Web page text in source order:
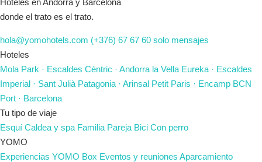
Hoteles en Andorra y Barcelona
donde el trato es el trato.
hola@yomohotels.com (+376) 67 67 60 solo mensajes
Hoteles
Mola Park · Escaldes Cèntric · Andorra la Vella Eureka · Escaldes
Imperial · Sant Julià Patagonia · Arinsal Petit Paris · Encamp BCN
Port · Barcelona
Tu tipo de viaje
Esquí Caldea y spa Familia Pareja Bici Con perro
YOMO
Experiencias YOMO Box Eventos y reuniones Aparcamiento